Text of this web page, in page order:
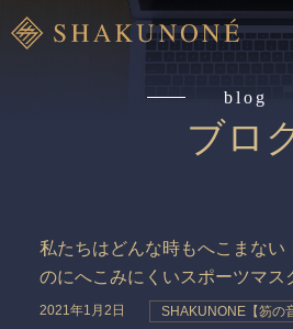
blog
ブロ
私たちはどんな時もへこまない
のにへこみにくいスポーツマス
2021年1月2日
SHAKUNONE【笏の